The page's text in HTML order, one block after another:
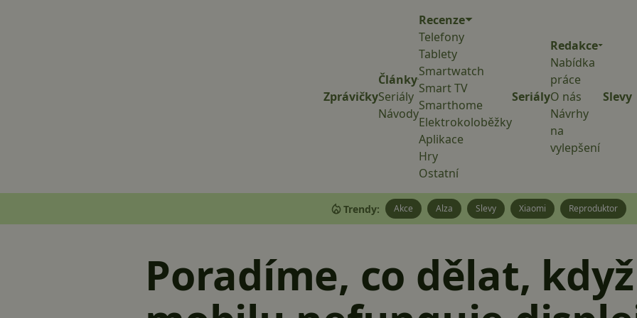
Zprávičky
Články
Seriály
Návody
Recenze
Telefony
Tablety
Smartwatch
Smart TV
Smarthome
Elektrokoloběžky
Aplikace
Hry
Ostatní
Seriály
Redakce
Nabídka
práce
O nás
Návrhy
na
vylepšení
Slevy
Trendy: Akce Alza Slevy Xiaomi Reproduktor
Poradíme, co dělat,